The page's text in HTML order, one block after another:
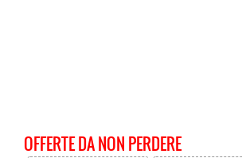
OFFERTE DA NON PERDERE